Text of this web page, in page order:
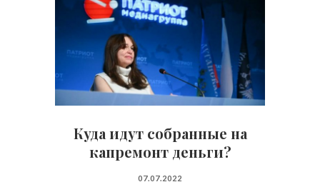
Куда идут собранные на
капремонт деньги?
07.07.2022